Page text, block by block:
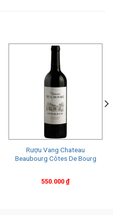
Rượu Vang Chateau
Beaubourg Côtes De Bourg
550.000 ₫